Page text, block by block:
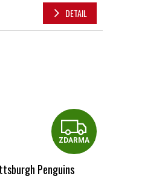
DETAIL
ZDARMA
Penguins